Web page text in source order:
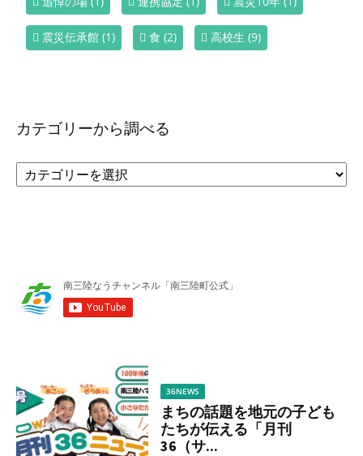
震災伝承館 (1) 食 (2) 高校生 (9)
カテゴリーから調べる
カ
テ
ら
調
36NEWS
まちの話題を地元の子ども
たちが伝える「月刊
36（サ...